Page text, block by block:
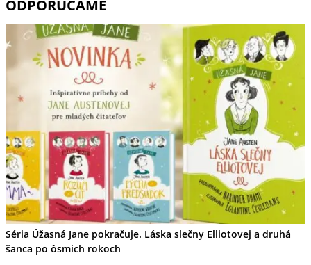
ODPORÚČAME
Séria Úžasná Jane pokračuje. Láska slečny Elliotovej a druhá
šanca po ôsmich rokoch